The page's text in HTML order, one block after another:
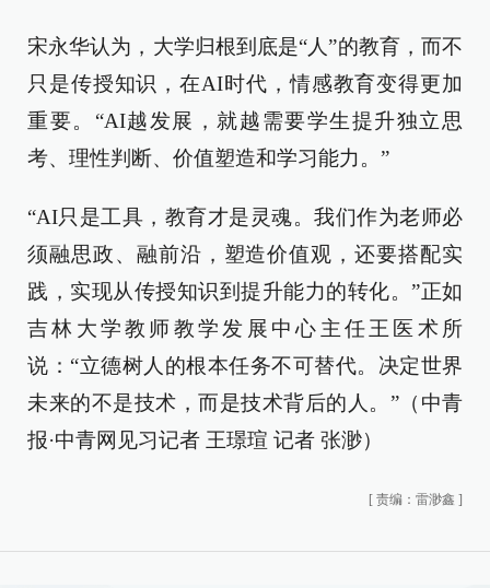
宋永华认为，大学归根到底是“人”的教育，而不
只是传授知识，在AI时代，情感教育变得更加
重要。“AI越发展，就越需要学生提升独立思
考、理性判断、价值塑造和学习能力。”
“AI只是工具，教育才是灵魂。我们作为老师必
须融思政、融前沿，塑造价值观，还要搭配实
践，实现从传授知识到提升能力的转化。”正如
吉林大学教师教学发展中心主任王医术所
说：“立德树人的根本任务不可替代。决定世界
未来的不是技术，而是技术背后的人。”（中青
报·中青网见习记者 王璟瑄 记者 张渺）
[ 责编：雷渺鑫 ]